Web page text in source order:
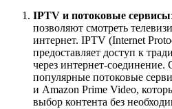
IPTV и потоковые сервисы
позволяют смотреть
интернет. IPTV (Internet
предоставляет доступ к
через интернет-
популярные потоковые
и Amazon Prime Video,
выбор контента без